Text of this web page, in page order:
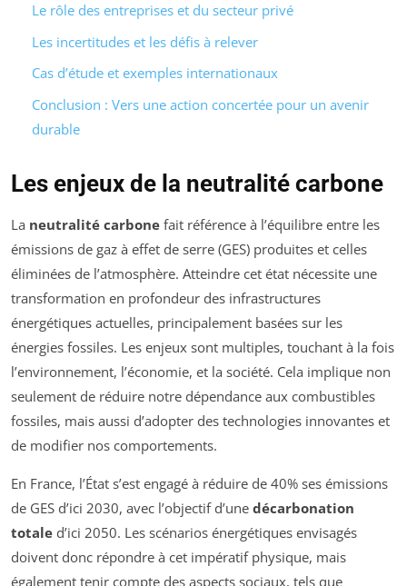
Le rôle des entreprises et du secteur privé
Les incertitudes et les défis à relever
Cas d’étude et exemples internationaux
Conclusion : Vers une action concertée pour un avenir
durable
Les enjeux de la neutralité carbone
La neutralité carbone fait référence à l’équilibre entre les
émissions de gaz à effet de serre (GES) produites et celles
éliminées de l’atmosphère. Atteindre cet état nécessite une
transformation en profondeur des infrastructures
énergétiques actuelles, principalement basées sur les
énergies fossiles. Les enjeux sont multiples, touchant à la fois
l’environnement, l’économie, et la société. Cela implique non
seulement de réduire notre dépendance aux combustibles
fossiles, mais aussi d’adopter des technologies innovantes et
de modifier nos comportements.
En France, l’État s’est engagé à réduire de 40% ses émissions
de GES d’ici 2030, avec l’objectif d’une décarbonation
totale d’ici 2050. Les scénarios énergétiques envisagés
doivent donc répondre à cet impératif physique, mais
également tenir compte des aspects sociaux, tels que